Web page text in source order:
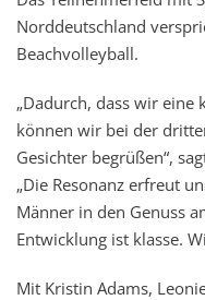
Norddeutschland
Beachvolleyball.
„Dadurch, dass wir eine
können wir bei der
Gesichter begrüßen“,
„Die Resonanz erfreut
Männer in den Genuss
Entwicklung ist klasse.
Mit Kristin Adams,